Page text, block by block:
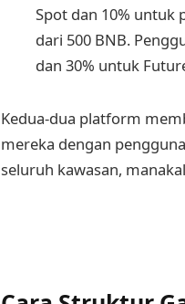
Spot dan 10% untuk
dari 500 BNB.
dan 30% untuk
Kedua-dua platform
mereka dengan
seluruh kawasan,